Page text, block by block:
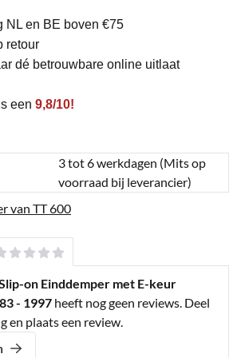
NL en BE boven €75
retour
dé betrouwbare online uitlaat
een 9,8/10!
3 tot 6 werkdagen (Mits op
voorraad bij leverancier)
van TT 600
on Einddemper met E-keur
- 1997 heeft nog geen reviews. Deel
en plaats een review.